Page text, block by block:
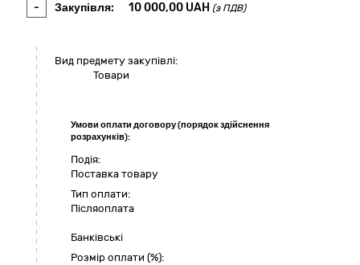
- Закупівля: 10 000,00 UAH (з ПДВ)
Вид предмету закупівлі:
Товари
Умови оплати договору (порядок здійснення
розрахунків):
Подія:
Поставка товару
Тип оплати:
Пiсляоплата
Банківські
Розмір оплати (%):